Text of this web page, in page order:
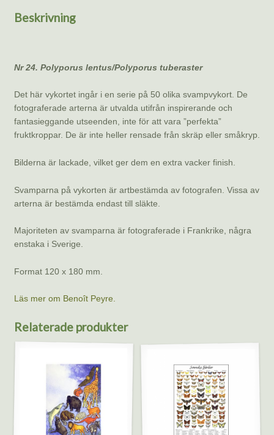
Beskrivning
Nr 24. Polyporus lentus/Polyporus tuberaster
Det här vykortet ingår i en serie på 50 olika svampvykort. De
fotograferade arterna är utvalda utifrån inspirerande och
fantasieggande utseenden, inte för att vara ”perfekta”
fruktkroppar. De är inte heller rensade från skräp eller småkryp.
Bilderna är lackade, vilket ger dem en extra vacker finish.
Svamparna på vykorten är artbestämda av fotografen. Vissa av
arterna är bestämda endast till släkte.
Majoriteten av svamparna är fotograferade i Frankrike, några
enstaka i Sverige.
Format 120 x 180 mm.
Läs mer om Benoît Peyre.
Relaterade produkter